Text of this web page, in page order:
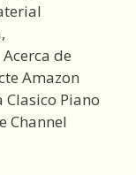
de
Amazon
Piano
Channel